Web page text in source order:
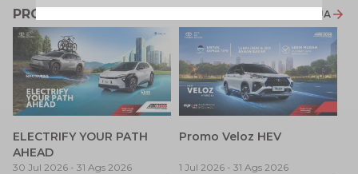
PROMO TERKAIT LIHAT SEMUA
ELECTRIFY YOUR PATH
AHEAD
30 Jul 2026 - 31 Ags 2026
Promo Veloz HEV
1 Jul 2026 - 31 Ags 2026